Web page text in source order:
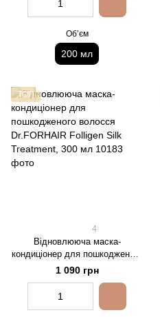
Обʼєм
200 мл
ТОП
4
Відновлююча маска-
кондиціонер для пошкодженого
волосся Dr.FORHAIR Folligen
Silk Treatment, 300 мл
1 090 грн